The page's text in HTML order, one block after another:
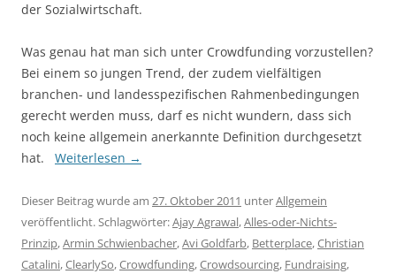
der Sozialwirtschaft.
Was genau hat man sich unter Crowdfunding vorzustellen?
Bei einem so jungen Trend, der zudem vielfältigen
branchen- und landesspezifischen Rahmenbedingungen
gerecht werden muss, darf es nicht wundern, dass sich
noch keine allgemein anerkannte Definition durchgesetzt
hat. Weiterlesen →
Dieser Beitrag wurde am 27. Oktober 2011 unterAllgemein
veröffentlicht. Schlagwörter:Ajay Agrawal,Alles-oder-Nichts-
Prinzip,Armin Schwienbacher,Avi Goldfarb, Betterplace,Christian
Catalini,ClearlySo,Crowdfunding,Crowdsourcing, Fundraising,